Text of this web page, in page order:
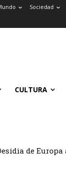
Sociedad
CULTURA
de